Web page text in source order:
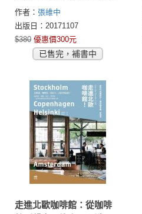
風景，一場愛的魔幻旅
行！
作者： 張維中
出版日：20171107
$380 優惠價300元
已售完，補書中
走進北歐咖啡館：從咖啡